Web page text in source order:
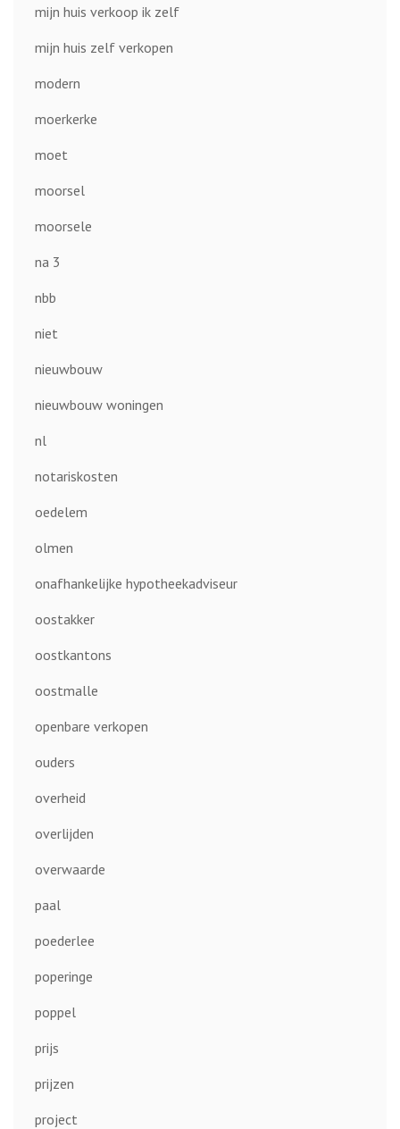
mijn huis verkoop ik zelf
mijn huis zelf verkopen
modern
moerkerke
moet
moorsel
moorsele
na 3
nbb
niet
nieuwbouw
nieuwbouw woningen
nl
notariskosten
oedelem
olmen
onafhankelijke hypotheekadviseur
oostakker
oostkantons
oostmalle
openbare verkopen
ouders
overheid
overlijden
overwaarde
paal
poederlee
poperinge
poppel
prijs
prijzen
project